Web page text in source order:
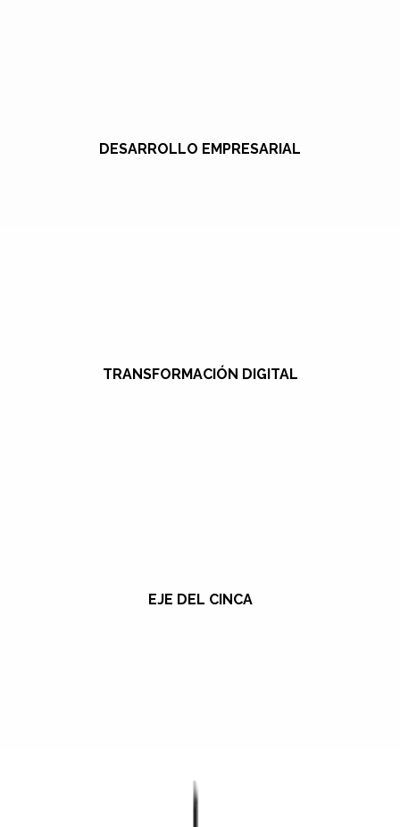
DESARROLLO EMPRESARIAL
TRANSFORMACIÓN DIGITAL
EJE DEL CINCA